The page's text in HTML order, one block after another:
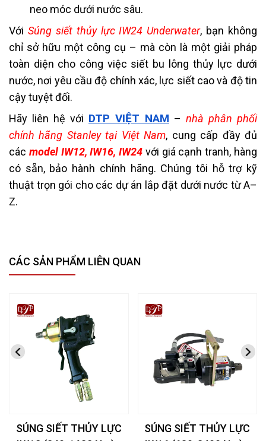
neo móc dưới nước sâu.
Với Súng siết thủy lực IW24 Underwater, bạn không
chỉ sở hữu một công cụ – mà còn là một giải pháp
toàn diện cho công việc siết bu lông thủy lực dưới
nước, nơi yêu cầu độ chính xác, lực siết cao và độ tin
cậy tuyệt đối.
Hãy liên hệ với DTP VIỆT NAM – nhà phân phối
chính hãng Stanley tại Việt Nam, cung cấp đầy đủ
các model IW12, IW16, IW24 với giá cạnh tranh, hàng
có sẵn, bảo hành chính hãng. Chúng tôi hỗ trợ kỹ
thuật trọn gói cho các dự án lắp đặt dưới nước từ A–
Z.
CÁC SẢN PHẨM LIÊN QUAN
SÚNG SIẾT THỦY LỰC
SÚNG SIẾT THỦY LỰC